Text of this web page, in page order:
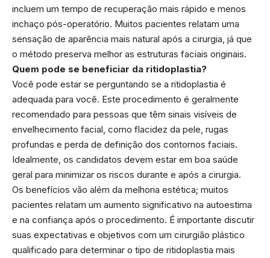
incluem um tempo de recuperação mais rápido e menos
inchaço pós-operatório. Muitos pacientes relatam uma
sensação de aparência mais natural após a cirurgia, já que
o método preserva melhor as estruturas faciais originais.
Quem pode se beneficiar da ritidoplastia?
Você pode estar se perguntando se a ritidoplastia é
adequada para você. Este procedimento é geralmente
recomendado para pessoas que têm sinais visíveis de
envelhecimento facial, como flacidez da pele, rugas
profundas e perda de definição dos contornos faciais.
Idealmente, os candidatos devem estar em boa saúde
geral para minimizar os riscos durante e após a cirurgia.
Os benefícios vão além da melhoria estética; muitos
pacientes relatam um aumento significativo na autoestima
e na confiança após o procedimento. É importante discutir
suas expectativas e objetivos com um cirurgião plástico
qualificado para determinar o tipo de ritidoplastia mais